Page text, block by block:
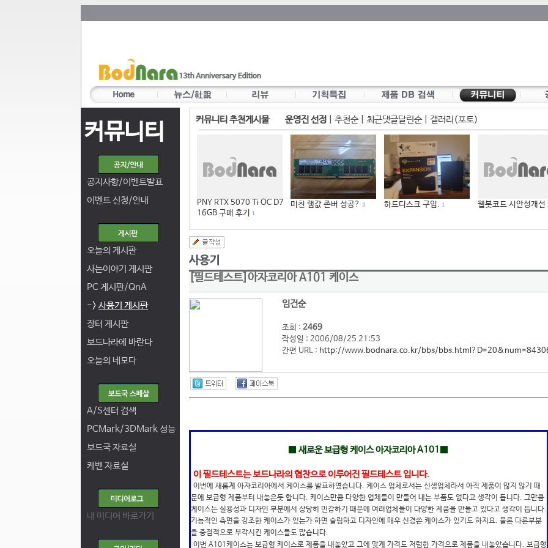
커뮤니티
공지사항/이벤트발표
이벤트 신청/안내
오늘의 게시판
사는이야기 게시판
PC 게시판/QnA
-> 사용기 게시판
장터 게시판
보드나라에 바란다
오늘의 네모다
A/S센터 검색
PCMark/3DMark 성능
보드국 자료실
케벤 자료실
내 미디어 바로가기
커뮤니티 추천게시물 운영진 선정 추천순| 최근댓글달린순| 갤러리(포토)
PNY RTX 5070 Ti OC D7
16GB 구매 후기
1
미친 램값 존버 성공? 3 하드디스크 구입. 1 웹봇코드 시안성개선
[필드테스트]아자코리아 A101 케이스
임건순
조회 : 2469
작성일 : 2006/08/25 21:53
간편 URL : http://www.bodnara.co.kr/bbs/
■ 새로운 보급형 케이스 아자코리아 A101■
이 필드테스트는 보드나라의 협찬으로 이루어진 필드테스트 입니다.
이번에 새롭게 아자코리아에서 케이스를 발표하였습니다. 케이스 업체로서는 신생업체라서 아직 제품이 많지 않기 때
문에 보급형 제품부터 내놓은듯 합니다. 케이스만큼 다양한 업체들이 만들어 내는 부품도 없다고 생각이 듭니다. 그만큼
케이스는 실용성과 디자인 부분에서 상당히 민감하기 때문에 여러업체들이 다양한 제품을 만들고 있다고 생각이 듭니다.
기능적인 측면을 강조한 케이스가 있는가 하면 슬림하고 디자인에 매우 신경쓴 케이스가 있기도 하지요. 물론 다른부분
을 중점적으로 부각시킨 케이스들도 많습니다.
이번 A101케이스는 보급형 케이스로 제품을 내놓았고 그에 맞게 가격도 저럼한 가격으로 제품을 내놓았습니다. 보급형